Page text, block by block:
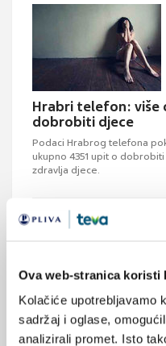
Ova web-stranica koristi
Kolačiće upotrebljavamo
sadržaj i oglase,
analizirali promet. Isto
Hrabri telefon: više
dobrobiti djece
Podaci Hrabrog telefona
ukupno 4351 upit o
zdravlja djece.
Telefonska potpora
trudnoće i prvih